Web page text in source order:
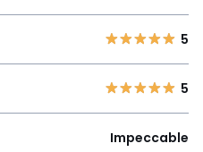
5
5
Impeccable